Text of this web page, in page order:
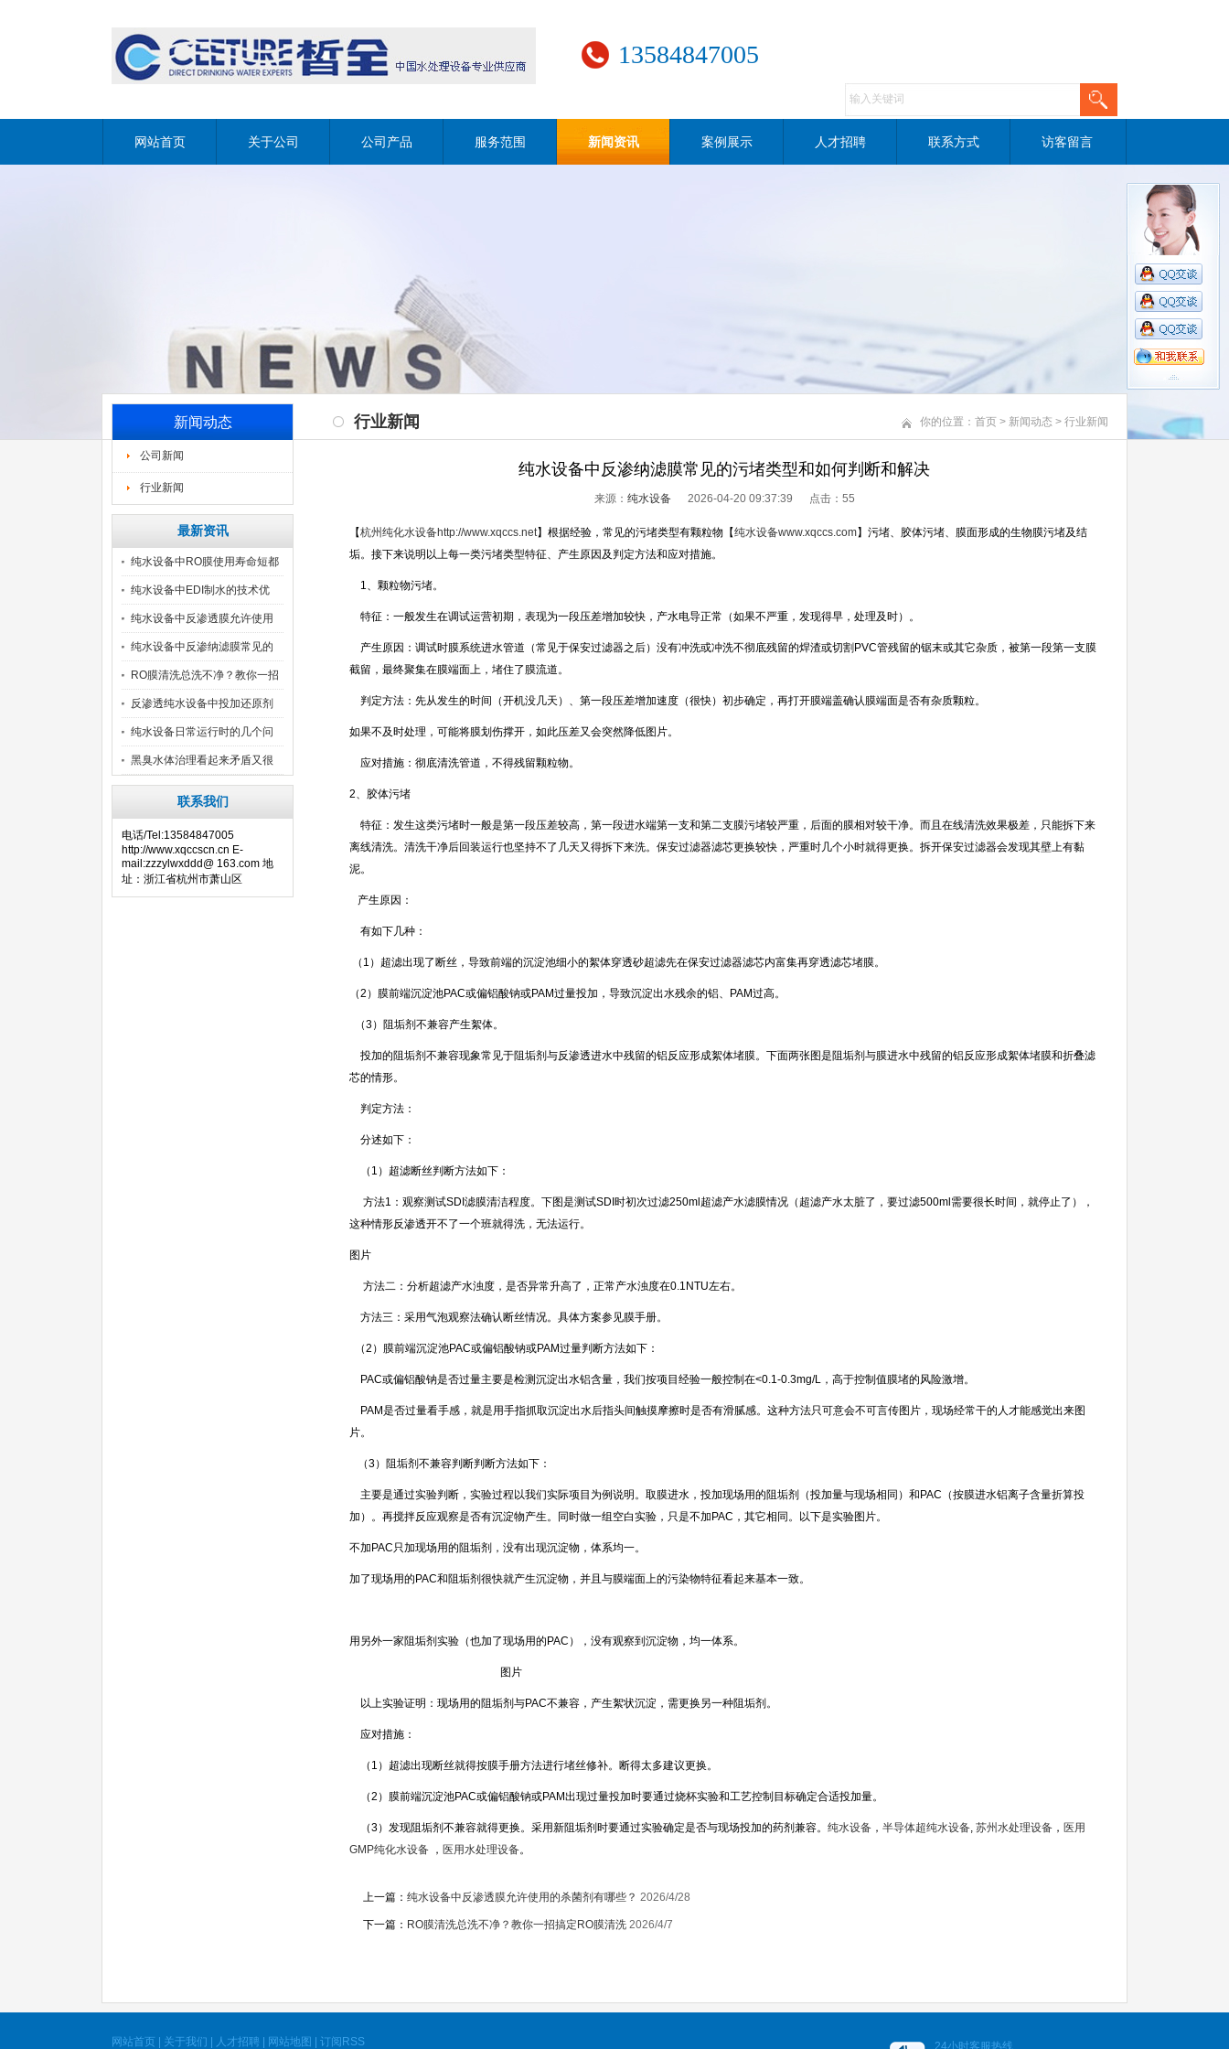
13584847005
网站首页 关于公司 公司产品 服务范围 新闻资讯 案例展示 人才招聘 联系方式 访客留言
新闻动态
公司新闻
行业新闻
最新资讯
纯水设备中RO膜使用寿命短都
纯水设备中EDI制水的技术优
纯水设备中反渗透膜允许使用
的
纯水设备中反渗纳滤膜常见的
污
RO膜清洗总洗不净？教你一招
反渗透纯水设备中投加还原剂
注
纯水设备日常运行时的几个问
题
黑臭水体治理看起来矛盾又很
常
联系我们
电话/Tel:13584847005
http://www.xqccscn.cn E-
mail:zzzylwxddd@ 163.com 地
址：浙江省杭州市萧山区
行业新闻 你的位置： 首页 > 新闻动态 > 行业新闻
纯水设备中反渗纳滤膜常见的污堵类型和如何判断和解决
来源： 纯水设备2026-04-20 09:37:39 点击： 55
【杭州纯化水设备http://www.xqccs.net】根据经验，常见的污堵类型有颗粒物【纯水设备www.xqccs.com】污堵、胶体污堵、膜面形成的生物膜污堵及结
垢。接下来说明以上每一类污堵类型特征、产生原因及判定方法和应对措施。
1、颗粒物污堵。
特征：一般发生在调试运营初期，表现为一段压差增加较快，产水电导正常（如果不严重，发现得早，处理及时）。
产生原因：调试时膜系统进水管道（常见于保安过滤器之后）没有冲洗或冲洗不彻底残留的焊渣或切割 PVC管残留的锯末或其它杂质，被第一段第一支膜
截留，最终聚集在膜端面上，堵住了膜流道。
判定方法：先从发生的时间（开机没几天）、第一段压差增加速度（很快）初步确定，再打开膜端盖确认膜端面是否有杂质颗粒。
如果不及时处理，可能将膜划伤撑开，如此压差又会突然降低图片。
应对措施：彻底清洗管道，不得残留颗粒物。
2、胶体污堵
特征：发生这类污堵时一般是第一段压差较高，第一段进水端第一支和第二支膜污堵较严重，后面的膜相对较干净。而且在线清洗效果极差，只能拆下来
离线清洗。清洗干净后回装运行也坚持不了几天又得拆下来洗。保安过滤器滤芯更换较快，严重时几个小时就得更换。拆开保安过滤器会发现其壁上有黏
泥。
产生原因：
有如下几种：
（ 1 ）超滤出现了断丝，导致前端的沉淀池细小的絮体穿透砂超滤先在保安过滤器滤芯内富集再穿透滤芯堵膜。
（2 ）膜前端沉淀池PAC或偏铝酸钠或PAM过量投加，导致沉淀出水残余的铝、 PAM过高。
（3）阻垢剂不兼容产生絮体。
投加的阻垢剂不兼容现象常见于阻垢剂与反渗透进水中残留的铝反应形成絮体堵膜。下面两张图是阻垢剂与膜进水中残留的铝反应形成絮体堵膜和折叠滤
芯的情形。
判定方法：
分述如下：
（ 1 ）超滤断丝判断方法如下：
方法1 ：观察测试SDI 滤膜清洁程度。下图是测试SDI 时初次过滤250ml 超滤产水滤膜情况（超滤产水太脏了，要过滤500ml 需要很长时间，就停止了），
这种情形反渗透开不了一个班就得洗，无法运行。
图片
方法二：分析超滤产水浊度，是否异常升高了，正常产水浊度在0.1NTU左右。
方法三：采用气泡观察法确认断丝情况。具体方案参见膜手册。
（2 ）膜前端沉淀池PAC或偏铝酸钠或PAM过量判断方法如下：
PAC或偏铝酸钠是否过量主要是检测沉淀出水铝含量，我们按项目经验一般控制在<0.1-0.3mg/L ，高于控制值膜堵的风险激增。
PAM是否过量看手感，就是用手指抓取沉淀出水后指头间触摸摩擦时是否有滑腻感。这种方法只可意会不可言传图片，现场经常干的人才能感觉出来图
片。
（3）阻垢剂不兼容判断判断方法如下：
主要是通过实验判断，实验过程以我们实际项目为例说明。取膜进水，投加现场用的阻垢剂（投加量与现场相同）和 PAC （按膜进水铝离子含量折算投
加）。再搅拌反应观察是否有沉淀物产生。同时做一组空白实验，只是不加 PAC ，其它相同。以下是实验图片。
不加 PAC只加现场用的阻垢剂，没有出现沉淀物，体系均一。
加了现场用的 PAC和阻垢剂很快就产生沉淀物，并且与膜端面上的污染物特征看起来基本一致。
用另外一家阻垢剂实验（也加了现场用的 PAC ），没有观察到沉淀物，均一体系。
图片
以上实验证明：现场用的阻垢剂与PAC不兼容，产生絮状沉淀，需更换另一种阻垢剂。
应对措施：
（ 1 ）超滤出现断丝就得按膜手册方法进行堵丝修补。断得太多建议更换。
（2 ）膜前端沉淀池PAC或偏铝酸钠或PAM出现过量投加时要通过烧杯实验和工艺控制目标确定合适投加量。
（3）发现阻垢剂不兼容就得更换。采用新阻垢剂时要通过实验确定是否与现场投加的药剂兼容。 纯水设备 ， 半导体超纯水设备, 苏州水处理设备 ， 医用
GMP纯化水设备 ， 医用水处理设备。
上一篇： 纯水设备中反渗透膜允许使用的杀菌剂有哪些？ 2026/4/28
下一篇： RO膜清洗总洗不净？教你一招搞定RO膜清洗 2026/4/7
网站首页 关于我们 人才招聘 网站地图 订阅RSS 24小时客服热线